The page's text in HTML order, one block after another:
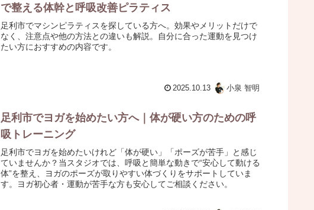
で整える体幹と呼吸改善ピラティス
足利市でマシンピラティスを探している方へ。効果やメリットだけで
なく、注意点や他の方法との違いも解説。自分に合った運動を見つけ
たい方におすすめの内容です。
2025.10.13 小泉 智明
足利市でヨガを始めたい方へ｜体が硬い方のための呼
吸トレーニング
足利市でヨガを始めたいけれど「体が硬い」「ポーズが苦手」と感じ
ていませんか？当スタジオでは、呼吸と簡単な動きで“安心して動ける
体”を整え、ヨガのポーズが取りやすい体づくりをサポートしていま
す。ヨガ初心者・運動が苦手な方も安心してご相談ください。